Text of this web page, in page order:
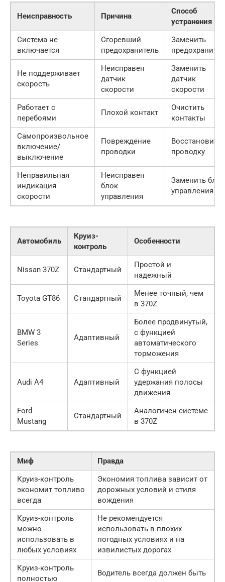
Неисправность Причина
Способ
устранения
Система не
включается
Сгоревший
предохранитель
Заменить
Не поддерживает
скорость
Неисправен
датчик
скорости
Заменить
датчик
скорости
Работает с
перебоями
Плохой контакт
Очистить
контакты
Самопроизвольное
включение/
выключение
Повреждение
проводки
Восстановить
проводку
Неправильная
индикация
скорости
Неисправен
блок
управления
Заменить блок
управления
Автомобиль
Круиз-
контроль
Особенности
Nissan 370Z Стандартный
Простой и
надежный
Toyota GT86 Стандартный
Менее точный, чем
в 370Z
BMW 3
Series
Адаптивный
Более продвинутый,
с функцией
автоматического
торможения
Audi A4 Адаптивный
С функцией
удержания полосы
движения
Ford
Mustang
Стандартный
Аналогичен системе
в 370Z
Миф
Правда
Круиз-контроль
экономит топливо
всегда
Экономия топлива зависит от
дорожных условий и стиля
вождения
Круиз-контроль
можно
использовать в
любых условиях
Не рекомендуется
использовать в плохих
погодных условиях и на
извилистых дорогах
Круиз-контроль
полностью
Водитель всегда должен быть